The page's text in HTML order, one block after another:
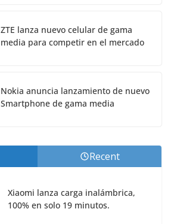
ZTE lanza nuevo celular de gama
media para competir en el mercado
Nokia anuncia lanzamiento de nuevo
Smartphone de gama media
Recent
Xiaomi lanza carga inalámbrica,
100% en solo 19 minutos.